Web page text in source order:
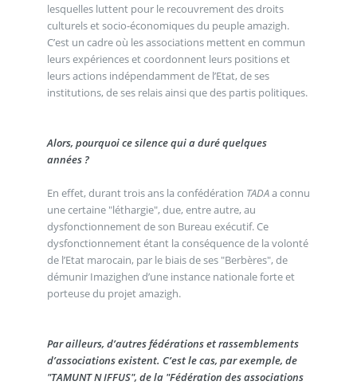
lesquelles luttent pour le recouvrement des droits
culturels et socio-économiques du peuple amazigh.
C’est un cadre où les associations mettent en commun
leurs expériences et coordonnent leurs positions et
leurs actions indépendamment de l’Etat, de ses
institutions, de ses relais ainsi que des partis politiques.
Alors, pourquoi ce silence qui a duré quelques
années ?
En effet, durant trois ans la confédération TADAa connu
une certaine "léthargie", due, entre autre, au
dysfonctionnement de son Bureau exécutif. Ce
dysfonctionnement étant la conséquence de la volonté
de l’Etat marocain, par le biais de ses "Berbères", de
démunir Imazighen d’une instance nationale forte et
porteuse du projet amazigh.
Par ailleurs, d’autres fédérations et rassemblements
d’associations existent. C’est le cas, par exemple, de
"TAMUNT N IFFUS", de la "Fédération des associations